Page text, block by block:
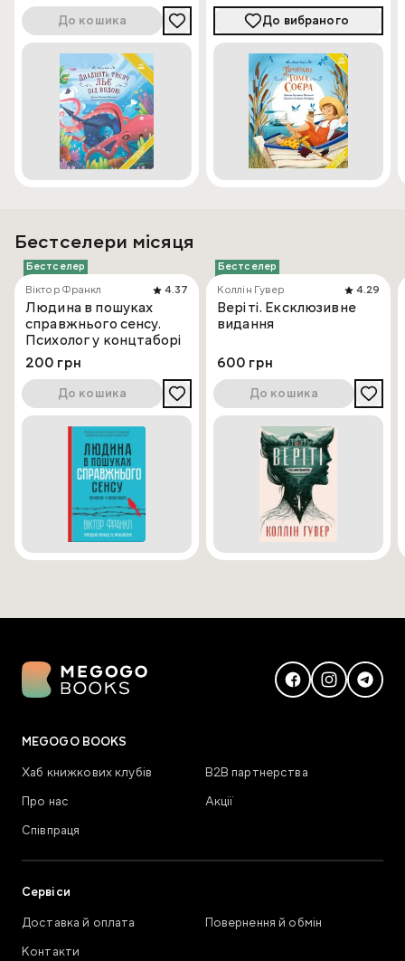
До кошика До вибраного
Бестселери місяця
Бестселер
Віктор Франкл
4.37
Людина в пошуках
справжнього сенсу.
Психолог у концтаборі
200 грн
До кошика
Бестселер
Коллін Гувер
4.29
Веріті. Ексклюзивне
видання
600 грн
До кошика
MEGOGO BOOKS
Хаб книжкових клубів
В2В партнерства
Про нас
Акції
Співпраця
Сервіси
Доставка й оплата
Повернення й обмін
Контакти